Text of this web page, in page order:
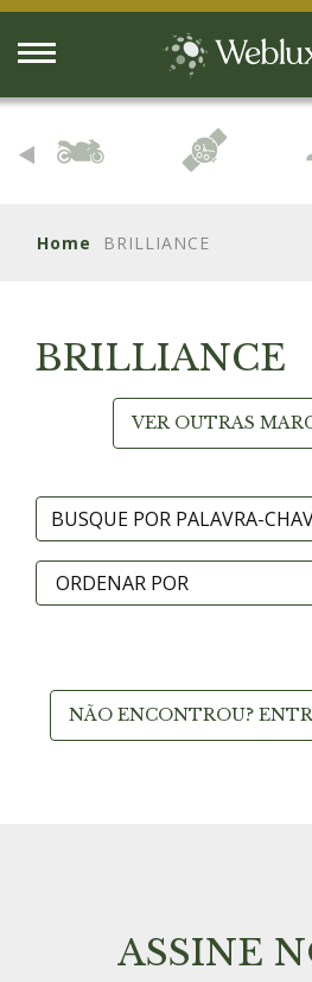
Home BRILLIANCE
BRILLIANCE
VER OUTRAS
NÃO ENCONTROU?
ASSINE